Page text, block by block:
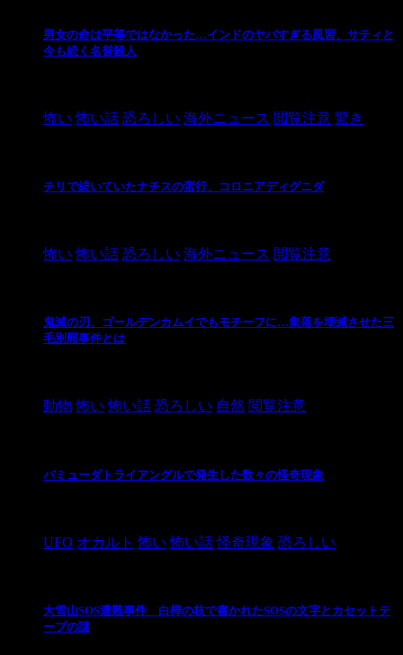
男女の命は平等ではなかった…インドのヤバすぎる風習、サティと
今も続く名誉殺人
怖い 怖い話 恐ろしい 海外ニュース 閲覧注意 驚き
チリで続いていたナチスの蛮行、コロニアディグニダ
怖い 怖い話 恐ろしい 海外ニュース 閲覧注意
鬼滅の刃、ゴールデンカムイでもモチーフに…集落を壊滅させた三
毛別羆事件とは
動物 怖い 怖い話 恐ろしい 自然 閲覧注意
バミューダトライアングルで発生した数々の怪奇現象
UFO オカルト 怖い 怖い話 怪奇現象 恐ろしい
大雪山SOS遭難事件 白樺の枝で書かれたSOSの文字とカセットテ
ープの謎